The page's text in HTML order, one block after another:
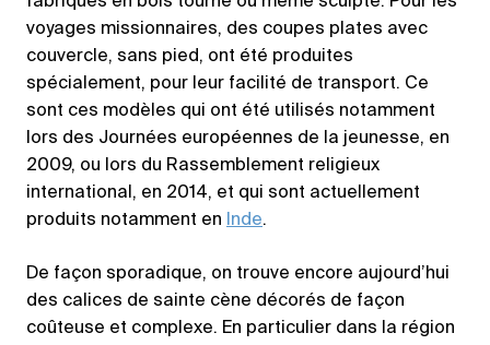
voyages missionnaires, des coupes plates avec
couvercle, sans pied, ont été produites
spécialement, pour leur facilité de transport. Ce
sont ces modèles qui ont été utilisés notamment
lors des Journées européennes de la jeunesse, en
2009, ou lors du Rassemblement religieux
international, en 2014, et qui sont actuellement
produits notamment en Inde.
De façon sporadique, on trouve encore aujourd’hui
des calices de sainte cène décorés de façon
coûteuse et complexe. En particulier dans la région